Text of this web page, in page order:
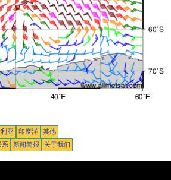
亚 印度洋
其他
系 新闻简报 关于我们